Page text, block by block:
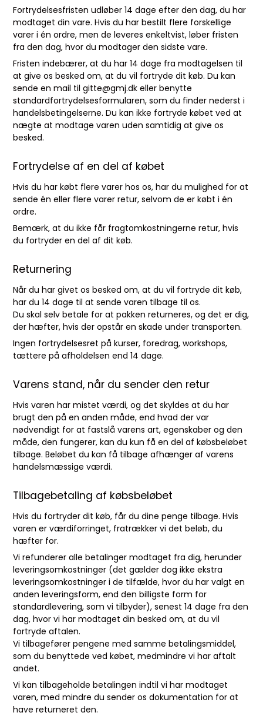
Fortrydelsesfristen udløber 14 dage efter den dag, du har
modtaget din vare. Hvis du har bestilt flere forskellige
varer i én ordre, men de leveres enkeltvist, løber fristen
fra den dag, hvor du modtager den sidste vare.
Fristen indebærer, at du har 14 dage fra modtagelsen til
at give os besked om, at du vil fortryde dit køb. Du kan
sende en mail til gitte@gmj.dk eller benytte
standardfortrydelsesformularen, som du finder nederst i
handelsbetingelserne. Du kan ikke fortryde købet ved at
nægte at modtage varen uden samtidig at give os
besked.
Fortrydelse af en del af købet
Hvis du har købt flere varer hos os, har du mulighed for at
sende én eller flere varer retur, selvom de er købt i én
ordre.
Bemærk, at du ikke får fragtomkostningerne retur, hvis
du fortryder en del af dit køb.
Returnering
Når du har givet os besked om, at du vil fortryde dit køb,
har du 14 dage til at sende varen tilbage til os.
Du skal selv betale for at pakken returneres, og det er dig,
der hæfter, hvis der opstår en skade under transporten.
Ingen fortrydelsesret på kurser, foredrag, workshops,
tættere på afholdelsen end 14 dage.
Varens stand, når du sender den retur
Hvis varen har mistet værdi, og det skyldes at du har
brugt den på en anden måde, end hvad der var
nødvendigt for at fastslå varens art, egenskaber og den
måde, den fungerer, kan du kun få en del af købsbeløbet
tilbage. Beløbet du kan få tilbage afhænger af varens
handelsmæssige værdi.
Tilbagebetaling af købsbeløbet
Hvis du fortryder dit køb, får du dine penge tilbage. Hvis
varen er værdiforringet, fratrækker vi det beløb, du
hæfter for.
Vi refunderer alle betalinger modtaget fra dig, herunder
leveringsomkostninger (det gælder dog ikke ekstra
leveringsomkostninger i de tilfælde, hvor du har valgt en
anden leveringsform, end den billigste form for
standardlevering, som vi tilbyder), senest 14 dage fra den
dag, hvor vi har modtaget din besked om, at du vil
fortryde aftalen.
Vi tilbagefører pengene med samme betalingsmiddel,
som du benyttede ved købet, medmindre vi har aftalt
andet.
Vi kan tilbageholde betalingen indtil vi har modtaget
varen, med mindre du sender os dokumentation for at
have returneret den.